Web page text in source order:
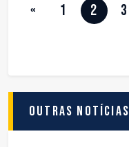
« 1 2 3
Outras Notícias